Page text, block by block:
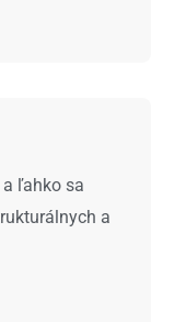
ľahko sa
a